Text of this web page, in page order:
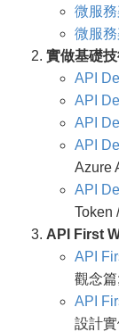
微服
微服
實做基礎
API
API
API
API
Azure
API
Token
API First
API
觀念
API
設計